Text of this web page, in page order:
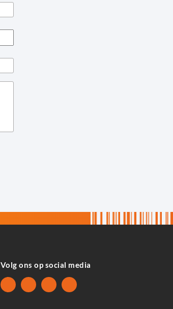
Volg ons op social media